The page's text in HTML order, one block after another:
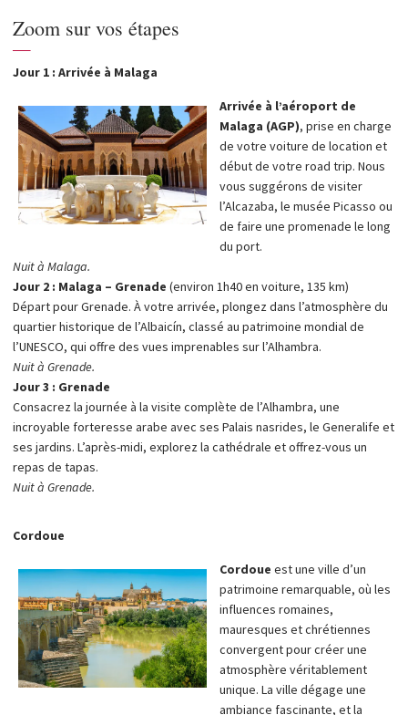
Zoom sur vos étapes
—
Jour 1 : Arrivée à Malaga
Arrivée à l’aéroport de
Malaga (AGP), prise en charge
de votre voiture de location et
début de votre road trip. Nous
vous suggérons de visiter
l’Alcazaba, le musée Picasso ou
de faire une promenade le long
du port.
Nuit à Malaga.
Jour 2 : Malaga – Grenade (environ 1h40 en voiture, 135 km)
Départ pour Grenade. À votre arrivée, plongez dans l’atmosphère du
quartier historique de l’Albaicín, classé au patrimoine mondial de
l’UNESCO, qui offre des vues imprenables sur l’Alhambra.
Nuit à Grenade.
Jour 3 : Grenade
Consacrez la journée à la visite complète de l’Alhambra, une
incroyable forteresse arabe avec ses Palais nasrides, le Generalife et
ses jardins. L’après-midi, explorez la cathédrale et offrez-vous un
repas de tapas.
Nuit à Grenade.
Cordoue
Cordoue est une ville d’un
patrimoine remarquable, où les
influences romaines,
mauresques et chrétiennes
convergent pour créer une
atmosphère véritablement
unique. La ville dégage une
ambiance fascinante, et la